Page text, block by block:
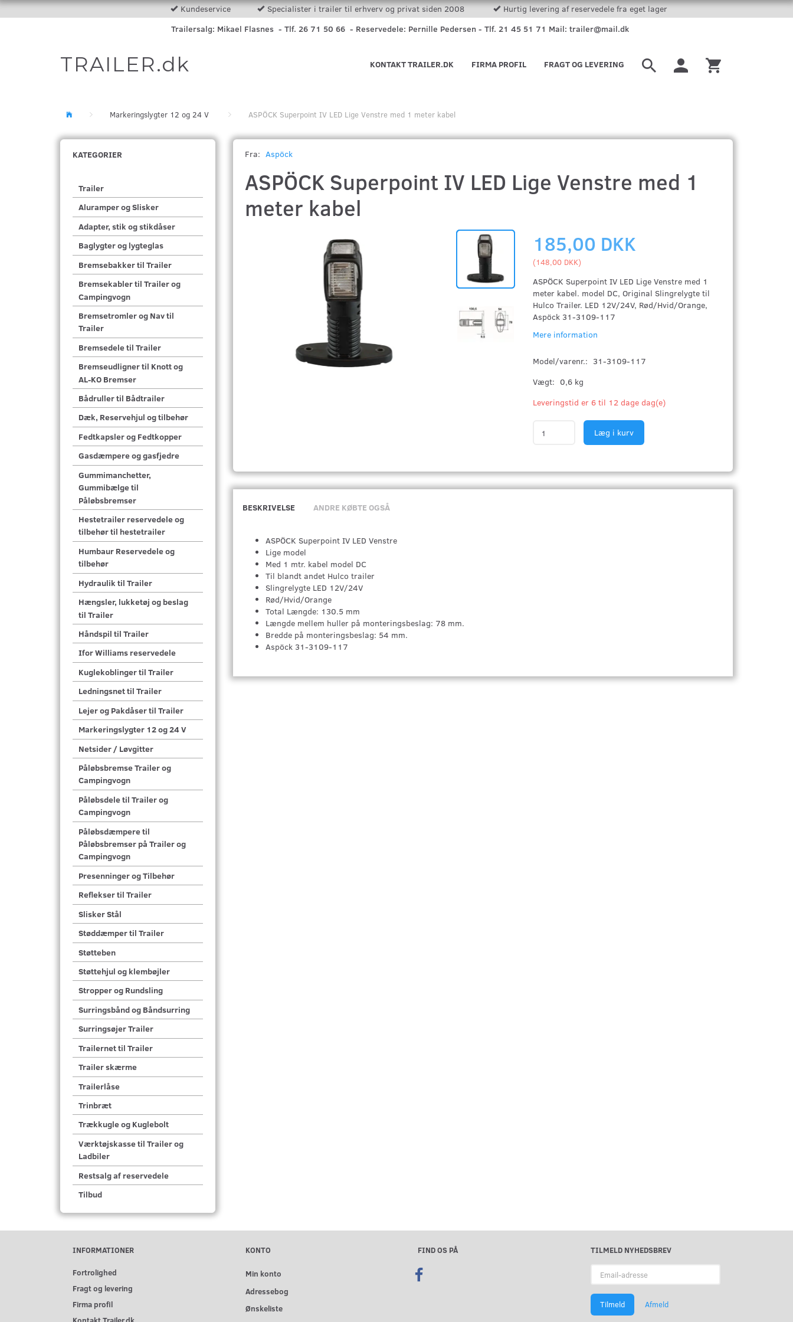
Kundeservice Specialister i trailer til erhverv og privat siden 2008
Hurtig levering af reservedele fra eget lager
Trailersalg: Mikael Flasnes - Tlf. 26 71 50 66 - Reservedele: Pernille Pedersen - Tlf. 21 45 51 71 Mail: trailer@mail.dk
TRAILER.dk FRAGT OG LEVERING
FIRMA PROFIL
KONTAKT TRAILER.DK
Markeringslygter 12 og 24 V ASPÖCK Superpoint IV LED Lige Venstre med 1 meter kabel
KATEGORIER
Trailer
Aluramper og Slisker
Adapter, stik og stikdåser
Baglygter og lygteglas
Bremsebakker til Trailer
Bremsekabler til Trailer og
Campingvogn
Bremsetromler og Nav til
Trailer
Bremsedele til Trailer
Bremseudligner til Knott og
AL-KO Bremser
Bådruller til Bådtrailer
Dæk, Reservehjul og tilbehør
Fedtkapsler og Fedtkopper
Gasdæmpere og gasfjedre
Gummimanchetter,
Gummibælge til
Påløbsbremser
Hestetrailer reservedele og
tilbehør til hestetrailer
Humbaur Reservedele og
tilbehør
Hydraulik til Trailer
Hængsler, lukketøj og beslag
til Trailer
Håndspil til Trailer
Ifor Williams reservedele
Kuglekoblinger til Trailer
Ledningsnet til Trailer
Lejer og Pakdåser til Trailer
Markeringslygter 12 og 24 V
Netsider / Løvgitter
Påløbsbremse Trailer og
Campingvogn
Påløbsdele til Trailer og
Campingvogn
Påløbsdæmpere til
Påløbsbremser på Trailer og
Campingvogn
Presenninger og Tilbehør
Reflekser til Trailer
Slisker Stål
Støddæmper til Trailer
Støtteben
Støttehjul og klembøjler
Stropper og Rundsling
Surringsbånd og Båndsurring
Surringsøjer Trailer
Trailernet til Trailer
Trailer skærme
Trailerlåse
Trinbræt
Trækkugle og Kuglebolt
Værktøjskasse til Trailer og
Ladbiler
Restsalg af reservedele
Tilbud
Fra: Aspöck
ASPÖCK Superpoint IV LED Lige Venstre med 1
meter kabel
185,00 DKK
(148,00 DKK)
ASPÖCK Superpoint IV LED Lige Venstre med 1
meter kabel. model DC, Original Slingrelygte til
Hulco Trailer. LED 12V/24V, Rød/Hvid/Orange,
Aspöck 31-3109-117
Mere information
Model/varenr.: 31-3109-117
Vægt: 0,6 kg
Leveringstid er 6 til 12 dage dag(e)
Læg i kurv
BESKRIVELSE ANDRE KØBTE OGSÅ
ASPÖCK Superpoint IV LED Venstre
Lige model
Med 1 mtr. kabel model DC
Til blandt andet Hulco trailer
Slingrelygte LED 12V/24V
Rød/Hvid/Orange
Total Længde: 130.5 mm
Længde mellem huller på monteringsbeslag: 78 mm.
Bredde på monteringsbeslag: 54 mm.
Aspöck 31-3109-117
INFORMATIONER
Fortrolighed
Fragt og levering
Firma profil
KONTO
Min konto
Adressebog
Ønskeliste
FIND OS PÅ
TILMELD NYHEDSBREV
adresse
Tilmeld Afmeld